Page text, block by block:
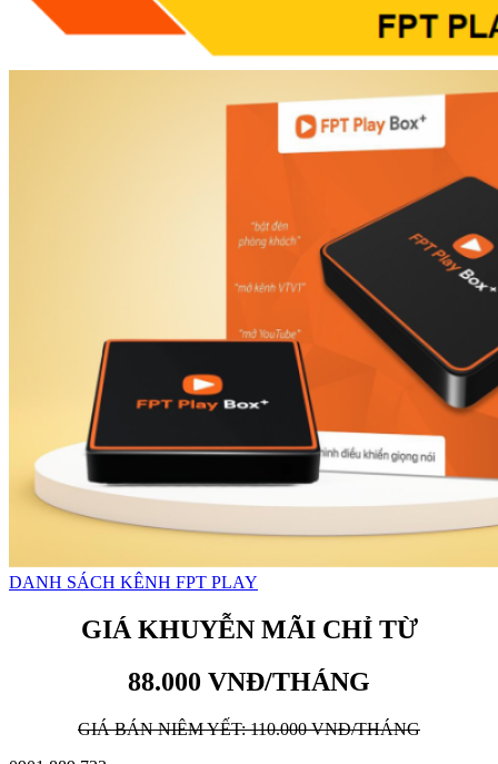
DANH SÁCH KÊNH FPT PLAY
GIÁ KHUYỄN MÃI CHỈ TỪ
88.000 VNĐ/THÁNG
GIÁ BÁN NIÊM YẾT: 110.000 VNĐ/THÁNG